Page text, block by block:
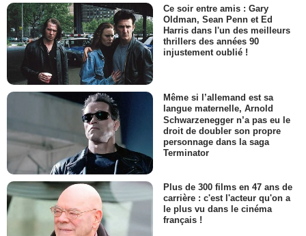
Ce soir entre amis : Gary
Oldman, Sean Penn et Ed
Harris dans l'un des meilleurs
thrillers des années 90
injustement oublié !
Même si l’allemand est sa
langue maternelle, Arnold
Schwarzenegger n’a pas eu le
droit de doubler son propre
personnage dans la saga
Terminator
Plus de 300 films en 47 ans de
carrière : c'est l'acteur qu'on a
le plus vu dans le cinéma
français !